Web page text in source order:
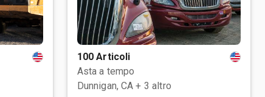
100 Articoli
Asta a tempo
Dunnigan, CA + 3 altro